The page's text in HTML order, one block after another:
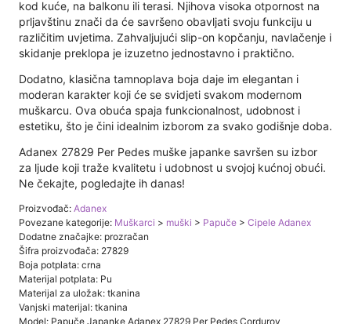
kod kuće, na balkonu ili terasi. Njihova visoka otpornost na
prljavštinu znači da će savršeno obavljati svoju funkciju u
različitim uvjetima. Zahvaljujući slip-on kopčanju, navlačenje i
skidanje preklopa je izuzetno jednostavno i praktično.
Dodatno, klasična tamnoplava boja daje im elegantan i
moderan karakter koji će se svidjeti svakom modernom
muškarcu. Ova obuća spaja funkcionalnost, udobnost i
estetiku, što je čini idealnim izborom za svako godišnje doba.
Adanex 27829 Per Pedes muške japanke savršen su izbor
za ljude koji traže kvalitetu i udobnost u svojoj kućnoj obući.
Ne čekajte, pogledajte ih danas!
Proizvođač: Adanex
Povezane kategorije: Muškarci > muški > Papuče > Cipele Adanex
Dodatne značajke: prozračan
Šifra proizvođača: 27829
Boja potplata: crna
Materijal potplata: Pu
Materijal za uložak: tkanina
Vanjski materijal: tkanina
Model: Papuče Japanke Adanex 27829 Per Pedes Corduroy